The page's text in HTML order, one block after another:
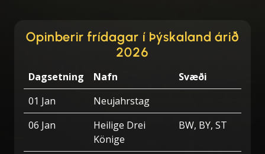
Opinberir frídagar í Þýskaland árið
2026
Dagsetning Nafn
Svæði
01 Jan
Neujahrstag
06 Jan
Heilige Drei
Könige
BW, BY, ST